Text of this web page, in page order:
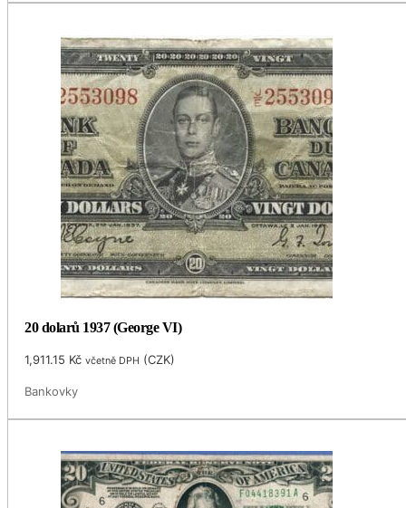
20 dolarů 1937 (George VI)
1,911.15 Kč včetně DPH (CZK)
Bankovky